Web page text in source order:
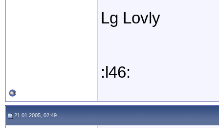
Lg Lovly
:l46:
21.01.2005, 02:49